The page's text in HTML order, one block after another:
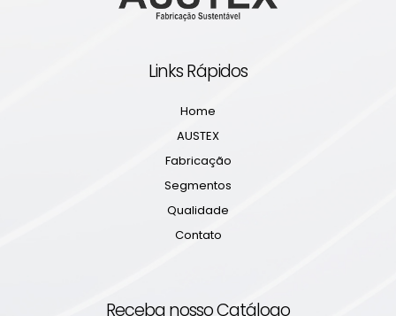
Links Rápidos
Home
AUSTEX
Fabricação
Segmentos
Qualidade
Contato
Receba nosso Catálogo